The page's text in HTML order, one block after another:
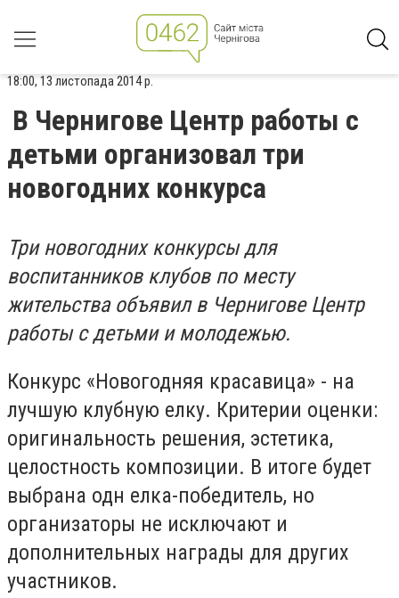
18:00, 13 листопада 2014 р.
В Чернигове Центр работы с
детьми организовал три
новогодних конкурса
Триновогодних конкурсы для
воспитанников клубов по месту
жительства объявил в Чернигове Центр
работы с детьми и молодежью.
Конкурс «Новогодняя красавица» - на
лучшую клубную елку. Критерии оценки:
оригинальность решения, эстетика,
целостность композиции. В итоге будет
выбрана одн елка-победитель, но
организаторы не исключают и
дополнительных награды для других
участников.